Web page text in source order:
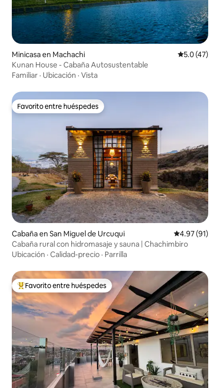
Minicasa en Machachi Calificación
5.0 (47)
Kunan House - Cabaña Autosustentable
Familiar · Ubicación · Vista
Favorito entre huéspedes
Favorito entre huéspedes
Cabaña en San Miguel de Urcuqui Calificación
4.97 (91)
Cabaña rural con hidromasaje y sauna | Chachimbiro
Ubicación · Calidad-precio · Parrilla
Favorito entre huéspedes preferido
Favorito entre huéspedes